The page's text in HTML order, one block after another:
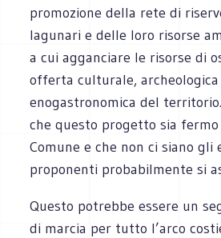
promozione della rete di
lagunari e delle loro risorse
a cui agganciare le risorse di
offerta culturale, archeologica
enogastronomica del
che questo progetto sia
Comune e che non ci siano gli
proponenti probabilmente si
Questo potrebbe essere un
di marcia per tutto l’arco